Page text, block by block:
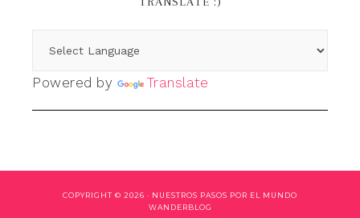
Powered by Translate
COPYRIGHT © 2026 · NUESTROS PASOS POR EL MUNDO
WANDERBLOG